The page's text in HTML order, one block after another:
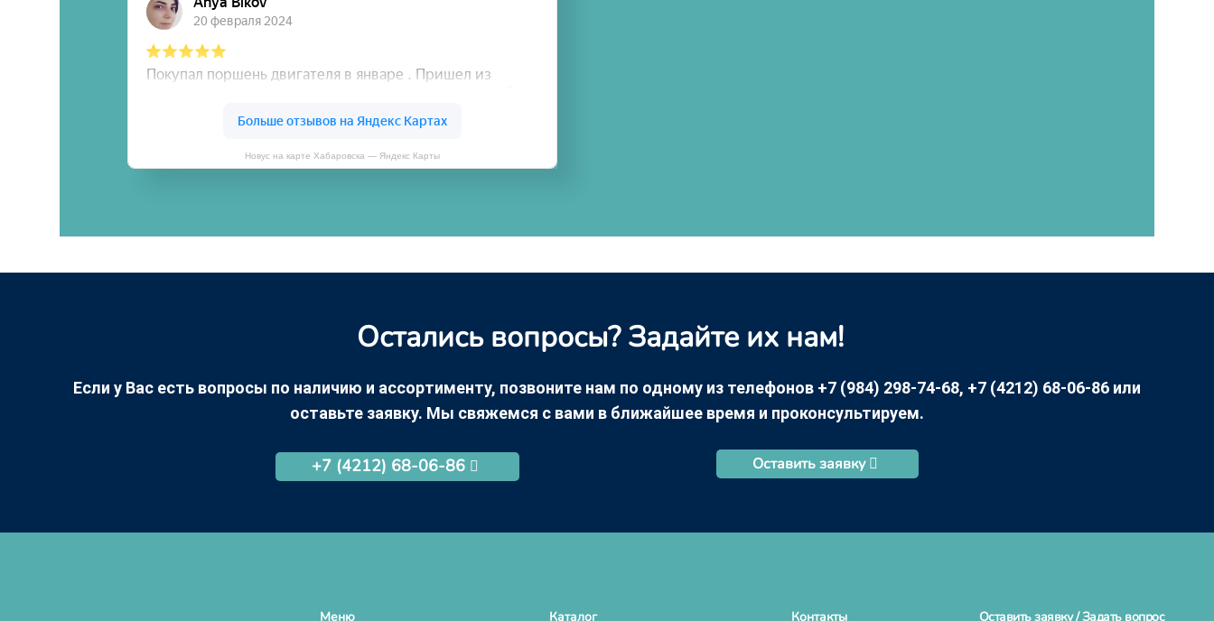
Новус на карте Хабаровска — Яндекс Карты
Остались вопросы? Задайте их нам!
Если у Вас есть вопросы по наличию и ассортименту, позвоните нам по одному из телефонов +7 (984) 298-74-68, +7 (4212) 68-06-86 или
оставьте заявку. Мы свяжемся с вами в ближайшее время и проконсультируем.
+7 (4212) 68-06-86 Оставить заявку
Меню Каталог Контакты Оставить заявку / Задать вопрос